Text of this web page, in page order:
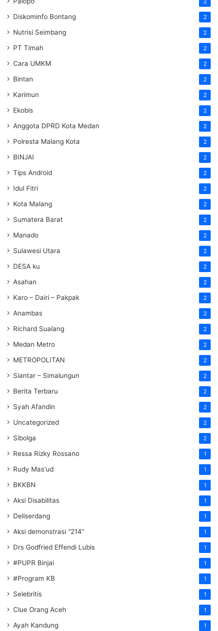
2
Diskominfo Bontang 2
Nutrisi Seimbang 2
PT Timah 2
Cara UMKM 2
Bintan 2
Karimun 2
Ekobis 2
Anggota DPRD Kota Medan 2
Polresta Malang Kota 2
BINJAI 2
Tips Android 2
Idul Fitri 2
Kota Malang 2
Sumatera Barat 2
Manado 2
Sulawesi Utara 2
DESA ku 2
Asahan 2
Karo – Dairi – Pakpak 2
Anambas 2
Richard Sualang 2
Medan Metro 2
METROPOLITAN 2
Siantar – Simalungun 2
Berita Terbaru 2
Syah Afandin 2
Uncategorized 2
Sibolga 2
Ressa Rizky Rossano 1
Rudy Mas'ud 1
BKKBN 1
Aksi Disabilitas 1
Deliserdang 1
Aksi demonstrasi “214” 1
Drs Godfried Effendi Lubis 1
#PUPR Binjai 1
#Program KB 1
Selebritis 1
Clue Orang Aceh 1
Ayah Kandung 1